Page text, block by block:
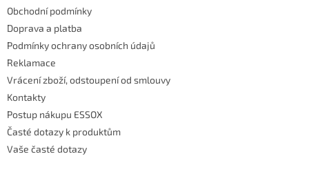
Obchodní podmínky
Doprava a platba
Podmínky ochrany osobních údajů
Reklamace
Vrácení zboží, odstoupení od smlouvy
Kontakty
Postup nákupu ESSOX
Časté dotazy k produktům
Vaše časté dotazy